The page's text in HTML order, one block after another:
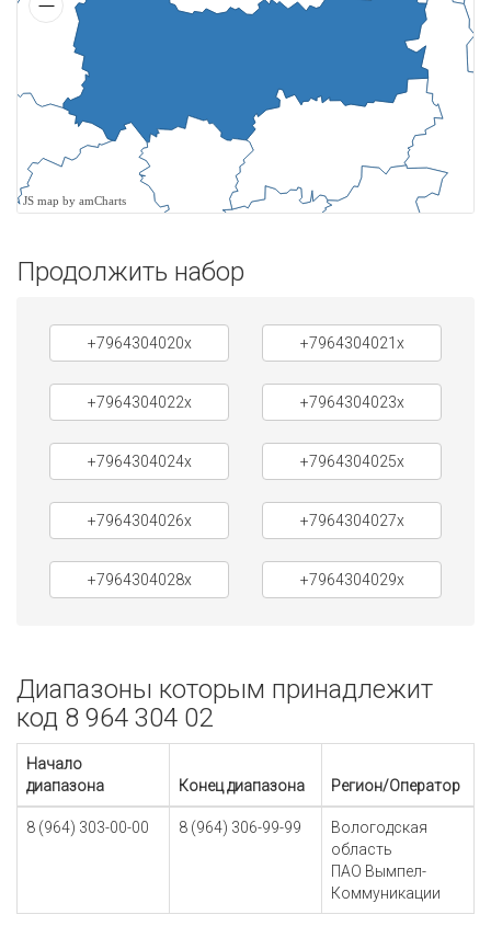
JS map by amCharts
Продолжить набор
+7964304020x +7964304021x
+7964304022x +7964304023x
+7964304024x +7964304025x
+7964304026x +7964304027x
+7964304028x +7964304029x
Диапазоны которым принадлежит
код 8 964 304 02
Начало
диапазона
Конец диапазона Регион/Оператор
8 (964) 303-00-00 8 (964) 306-99-99
Вологодская
область
ПАО Вымпел-
Коммуникации